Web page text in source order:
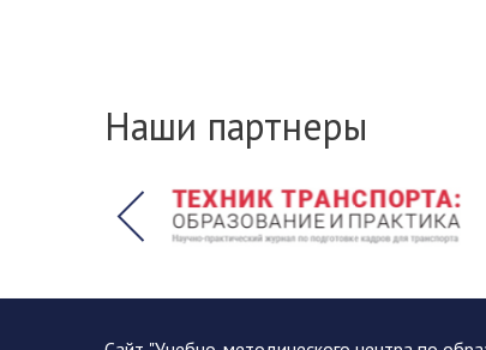
Наши партнеры